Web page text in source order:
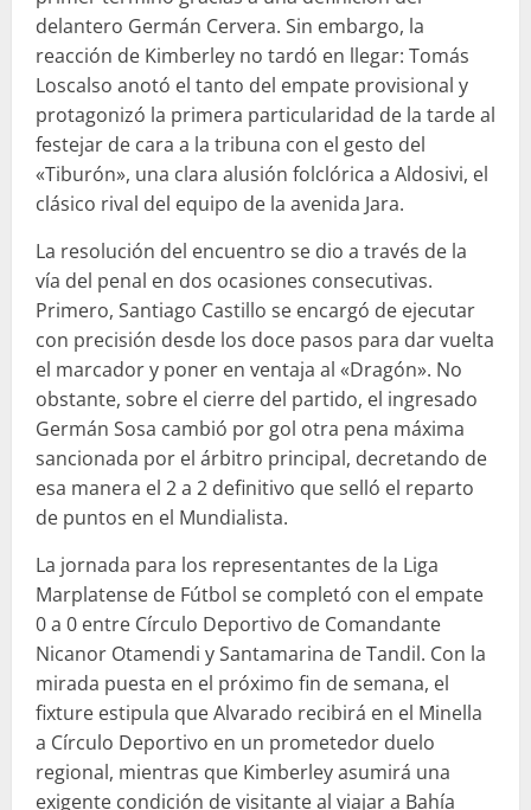
delantero Germán Cervera. Sin embargo, la
reacción de Kimberley no tardó en llegar: Tomás
Loscalso anotó el tanto del empate provisional y
protagonizó la primera particularidad de la tarde al
festejar de cara a la tribuna con el gesto del
«Tiburón», una clara alusión folclórica a Aldosivi, el
clásico rival del equipo de la avenida Jara.
La resolución del encuentro se dio a través de la
vía del penal en dos ocasiones consecutivas.
Primero, Santiago Castillo se encargó de ejecutar
con precisión desde los doce pasos para dar vuelta
el marcador y poner en ventaja al «Dragón». No
obstante, sobre el cierre del partido, el ingresado
Germán Sosa cambió por gol otra pena máxima
sancionada por el árbitro principal, decretando de
esa manera el 2 a 2 definitivo que selló el reparto
de puntos en el Mundialista.
La jornada para los representantes de la Liga
Marplatense de Fútbol se completó con el empate
0 a 0 entre Círculo Deportivo de Comandante
Nicanor Otamendi y Santamarina de Tandil. Con la
mirada puesta en el próximo fin de semana, el
fixture estipula que Alvarado recibirá en el Minella
a Círculo Deportivo en un prometedor duelo
regional, mientras que Kimberley asumirá una
exigente condición de visitante al viajar a Bahía